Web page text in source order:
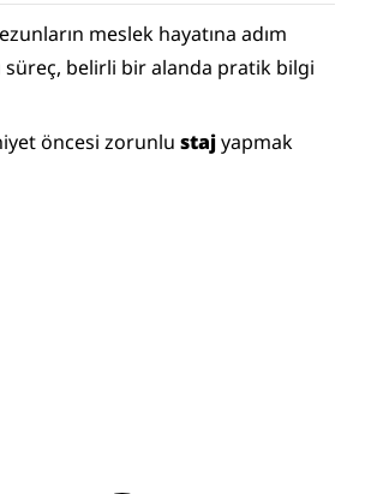
meslek hayatına adım
süreç, belirli bir alanda pratik bilgi
öncesi zorunlu staj yapmak